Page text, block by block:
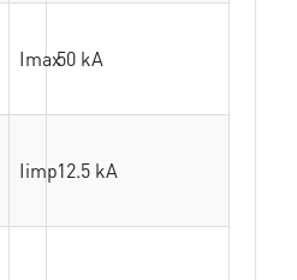
Imax50 kA
Iimp12.5 kA